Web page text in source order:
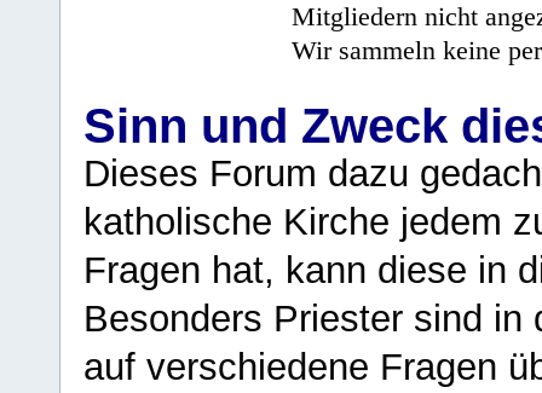
Mitgliedern nicht
Wir sammeln keine
Sinn und Zweck
Dieses Forum dazu
katholische Kirche jedem
Fragen hat, kann diese in
Besonders Priester sind in
auf verschiedene Fragen